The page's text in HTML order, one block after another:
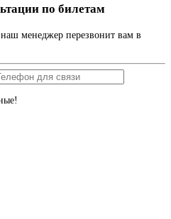
по билетам
менеджер перезвонит вам в